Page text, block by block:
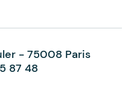
- 75008 Paris
87 48